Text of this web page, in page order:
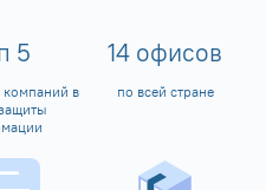
5
компаний в
14 офисов
по всей стране